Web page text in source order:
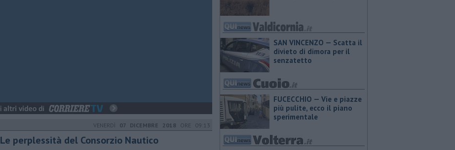
VENERDÌ 07 DICEMBRE 2018 ORE 09:13
Le perplessità del Consorzio Nautico
SAN VINCENZO — Scatta il
divieto di dimora per il
senzatetto
FUCECCHIO — Vie e piazze
più pulite, ecco il piano
sperimentale